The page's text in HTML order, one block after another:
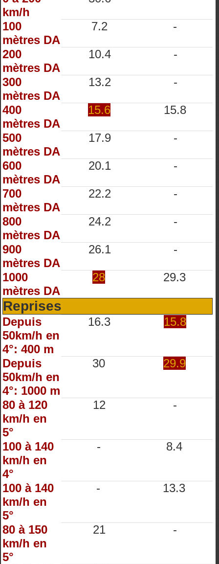
km/h
100
mètres DA
7.2 -
200
mètres DA
10.4 -
300
mètres DA
13.2 -
400
mètres DA
15.6 15.8
500
mètres DA
17.9 -
600
mètres DA
20.1 -
700
mètres DA
22.2 -
800
mètres DA
24.2 -
900
mètres DA
26.1 -
1000
mètres DA
28 29.3
Reprises
Depuis
50km/h en
4°: 400 m
16.3 15.8
Depuis
50km/h en
4°: 1000 m
30 29.9
80 à 120
km/h en
5°
12 -
100 à 140
km/h en
4°
- 8.4
100 à 140
km/h en
5°
- 13.3
80 à 150
km/h en
5°
21 -